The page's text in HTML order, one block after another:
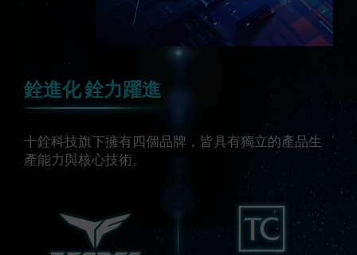
銓進化 銓力躍進
十銓科技旗下擁有四個品牌，皆具有獨立的產品生
產能力與核心技術。